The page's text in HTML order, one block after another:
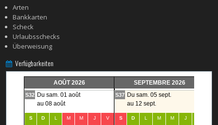
Arten
Bankkarten
Scheck
Urlaubsschecks
Überweisung
Verfügbarkeiten